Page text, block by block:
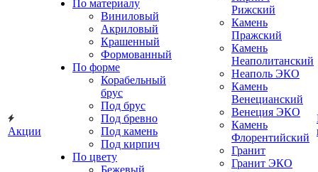
Акции
По материалу
Виниловый
Акриловый
Крашенный
Формованный
По форме
Корабельный
брус
Под брус
Под бревно
Под камень
Под кирпич
По цвету
Бежевый
Рижский
Камень
Пражский
Камень
Неаполитанский
Неаполь ЭКО
Камень
Венецианский
Венеция ЭКО
Камень
Флорентийский
Гранит
Гранит ЭКО